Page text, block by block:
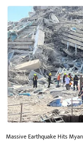
Massive Earthquake Hits